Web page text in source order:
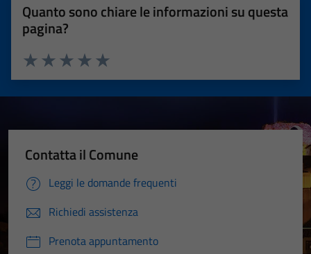
Quanto sono chiare le informazioni su questa
pagina?
Valuta 5 stelle su 5
Valuta 4 stelle su 5
Valuta 3 stelle su 5
Valuta 2 stelle su 5
Valuta 1 stelle su 5
Contatta il Comune
Leggi le domande frequenti
Richiedi assistenza
Prenota appuntamento